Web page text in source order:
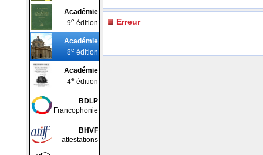
Académie
9e édition
Académie
8e édition
Académie
4e édition
BDLP
Francophonie
BHVF
attestations
Erreur